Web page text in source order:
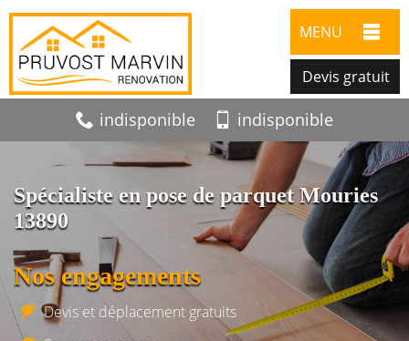
MENU
Devis gratuit
indisponible indisponible
Spécialiste en pose de parquet Mouries
13890
Nos engagements
Devis et déplacement gratuits